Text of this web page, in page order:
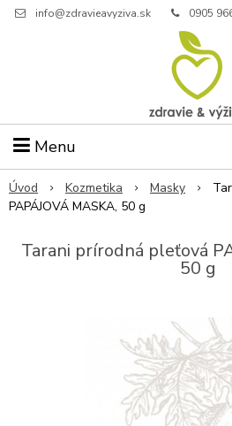
info@zdravieavyziva.sk 0905
Menu
Úvod Kozmetika Masky
PAPÁJOVÁ MASKA, 50 g
Tarani prírodná pleťová
50 g